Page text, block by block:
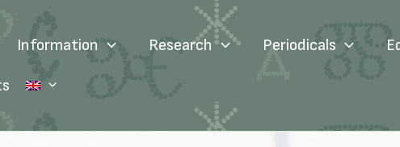
Information Research Periodicals